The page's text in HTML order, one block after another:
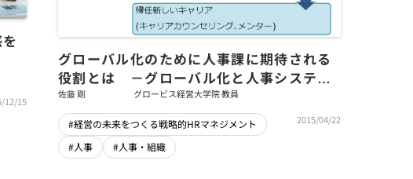
12/15
グローバル化のために人事課に期待される
役割とは －グローバル化と人事システム
（4）
佐藤 剛 グロービス経営大学院 教員
#経営の未来をつくる戦略的HRマネジメント
#人事
#人事・組織
2015/04/22